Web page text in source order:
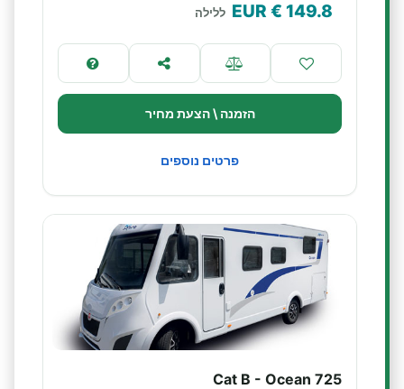
149.8
€ EUR ללילה
הזמנה \ הצעת מחיר
פרטים נוספים
Cat B - Ocean 725